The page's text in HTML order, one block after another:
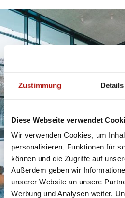
Zustimmung Details
Diese Webseite verwendet
Wir verwenden Cookies, um
personalisieren, Funktionen für
können und die Zugriffe auf
Außerdem geben wir
unserer Website an unsere
Werbung und Analysen weiter.